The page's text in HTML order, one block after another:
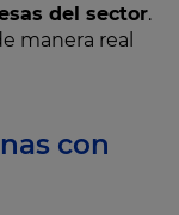
del sector.
manera real
con